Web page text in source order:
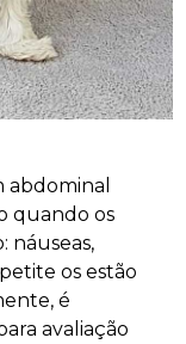
quando os
náuseas,
os estão
é
avaliação